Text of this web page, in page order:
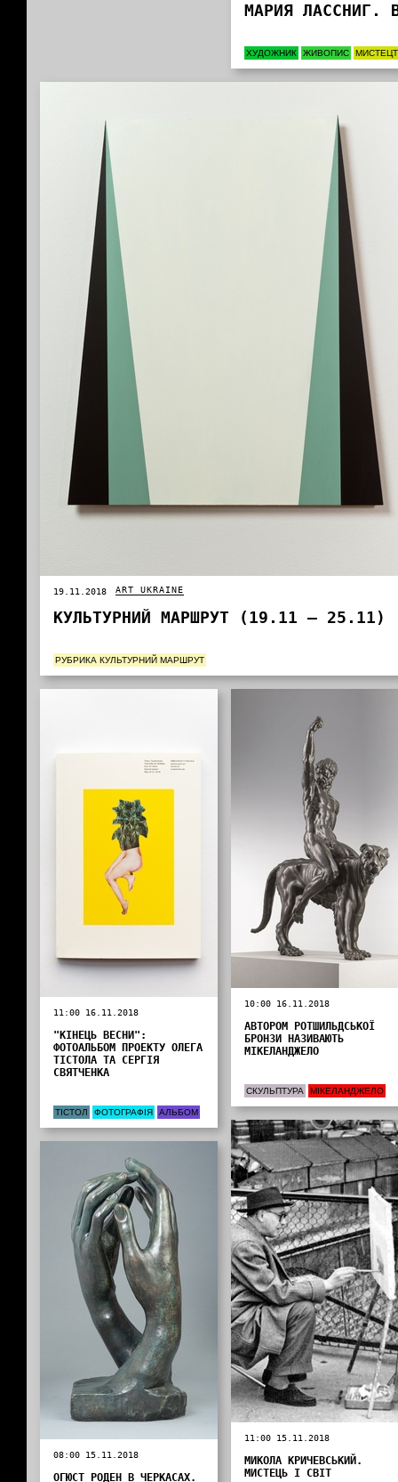
МАРИЯ ЛАССНИГ.
ХУДОЖНИК ЖИВОПИС
19.11.2018 ART UKRAINE
КУЛЬТУРНИЙ МАРШРУТ (19.11 – 25.11)
РУБРИКА КУЛЬТУРНИЙ МАРШРУТ
11:00 16.11.2018
"КІНЕЦЬ ВЕСНИ":
ФОТОАЛЬБОМ ПРОЕКТУ ОЛЕГА
ТІСТОЛА ТА СЕРГІЯ
СВЯТЧЕНКА
ТІСТОЛ ФОТОГРАФІЯ АЛЬБОМ
10:00 16.11.2018
АВТОРОМ РОТШИЛЬДСЬКОЇ
БРОНЗИ НАЗИВАЮТЬ
МІКЕЛАНДЖЕЛО
СКУЛЬПТУРА МІКЕЛАНДЖЕЛО
11:00 15.11.2018
МИКОЛА КРИЧЕВСЬКИЙ.
МИСТЕЦЬ І СВІТ
08:00 15.11.2018
ОГЮСТ РОДЕН В ЧЕРКАСАХ.